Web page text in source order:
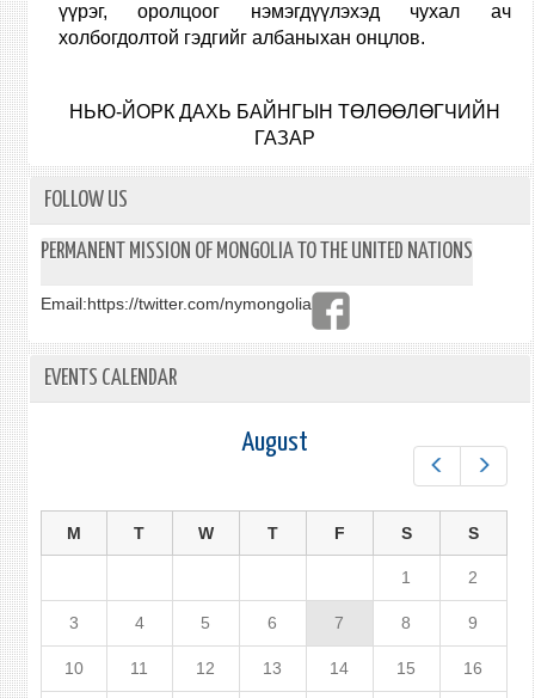
үүрэг, оролцоог нэмэгдүүлэхэд чухал ач
холбогдолтой гэдгийг албаныхан онцлов.
НЬЮ-ЙОРК ДАХЬ БАЙНГЫН ТӨЛӨӨЛӨГЧИЙН
ГАЗАР
FOLLOW US
PERMANENT MISSION OF MONGOLIA TO THE UNITED NATIONS
Email:https://twitter.com/nymongolia
EVENTS CALENDAR
August
M T W T F S S
1 2
3 4 5 6 7 8 9
10 11 12 13 14 15 16